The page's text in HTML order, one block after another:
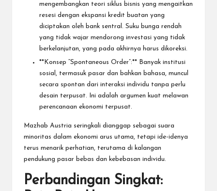
mengembangkan teori siklus bisnis yang mengaitkan
resesi dengan ekspansi kredit buatan yang
diciptakan oleh bank sentral. Suku bunga rendah
yang tidak wajar mendorong investasi yang tidak
berkelanjutan, yang pada akhirnya harus dikoreksi.
**Konsep “Spontaneous Order”:** Banyak institusi
sosial, termasuk pasar dan bahkan bahasa, muncul
secara spontan dari interaksi individu tanpa perlu
desain terpusat. Ini adalah argumen kuat melawan
perencanaan ekonomi terpusat.
Mazhab Austria seringkali dianggap sebagai suara
minoritas dalam ekonomi arus utama, tetapi ide-idenya
terus menarik perhatian, terutama di kalangan
pendukung pasar bebas dan kebebasan individu.
Perbandingan Singkat: